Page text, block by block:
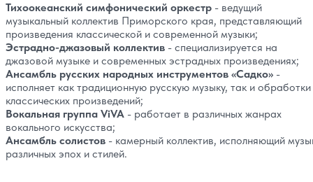
Тихоокеанский симфонический оркестр - ведущий
музыкальный коллектив Приморского края, представляющий
произведения классической и современной музыки;
Эстрадно-джазовый коллектив - специализируется на
джазовой музыке и современных эстрадных произведениях;
Ансамбль русских народных инструментов «Садко» -
исполняет как традиционную русскую музыку, так и обработки
классических произведений;
Вокальная группа ViVA - работает в различных жанрах
вокального искусства;
Ансамбль солистов - камерный коллектив, исполняющий
различных эпох и стилей.